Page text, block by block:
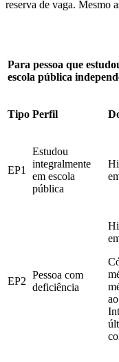
reserva de vaga. Mesmo
Para pessoa que
escola pública
Tipo Perfil
EP1
Estudou
integralmente
em escola
pública
EP2
Pessoa com
deficiência